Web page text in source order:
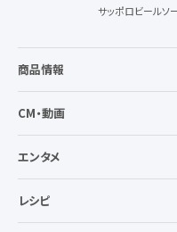
サッポロビールソ
商品情報
CM・動画
エンタメ
レシピ